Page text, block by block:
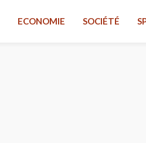
ECONOMIE SOCIÉTÉ